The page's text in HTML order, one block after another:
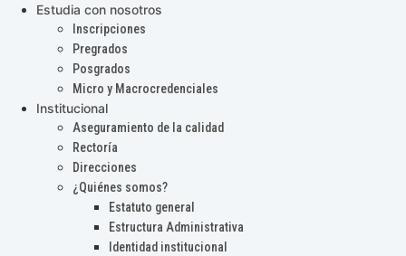
Estudia con nosotros
Inscripciones
Pregrados
Posgrados
Micro y Macrocredenciales
Institucional
Aseguramiento de la calidad
Rectoría
Direcciones
¿Quiénes somos?
Estatuto general
Estructura Administrativa
Identidad institucional